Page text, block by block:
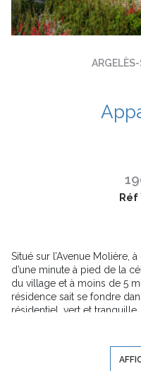
Réf
Situé sur l’Avenue Molière,
d’une minute à pied de la
du village et à moins de 5
résidence sait se fondre
résidentiel, vert et tranquille.
de très belle facture.
être et esthétisme pour